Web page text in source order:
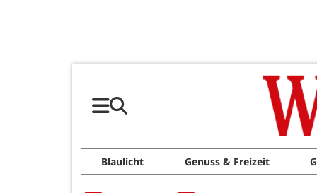
Blaulicht Genuss & Freizeit